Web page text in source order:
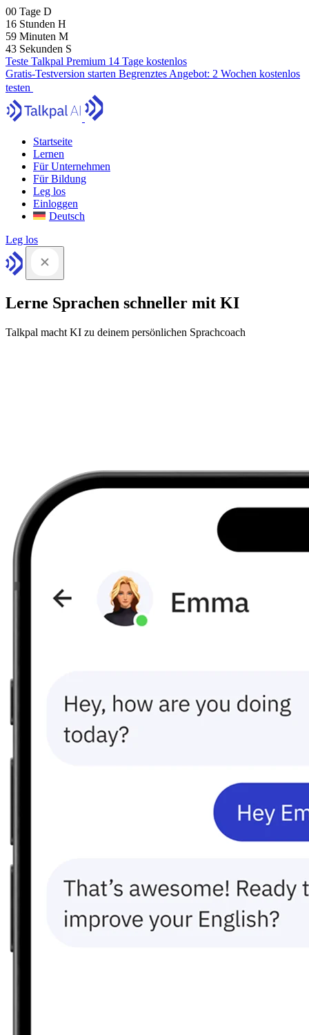
00 Tage D
16 Stunden H
59 Minuten M
41 Sekunden S
Teste Talkpal Premium 14 Tage kostenlos
Gratis-Testversion starten Begrenztes Angebot: 2 Wochen kostenlos
testen
Startseite
Lernen
Für Unternehmen
Für Bildung
Leg los
Einloggen
Deutsch
Leg los
Lerne Sprachen schneller mit KI
Talkpal macht KI zu deinem persönlichen Sprachcoach